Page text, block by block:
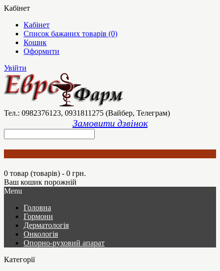
Кабінет
Кабінет
Список бажаних товарів (0)
Кошик
Оформити
Увійти
Тел.: 0982376123, 0931811275 (Вайбер, Телеграм)
Замовити дзвінок
0 товар (товарів) - 0 грн.
Ваш кошик порожній
Menu
Головна
Гормони
Дерматологія
Онкологія
Опорно-руховий апарат
Категорії